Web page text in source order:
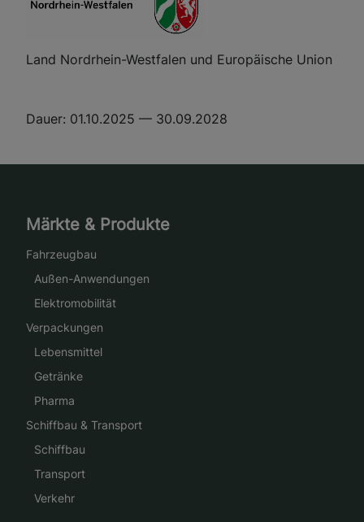
Land Nordrhein-Westfalen und Europäische Union
Dauer: 01.10.2025 — 30.09.2028
Märkte & Produkte
Fahrzeugbau
Außen-Anwendungen
Elektromobilität
Verpackungen
Lebensmittel
Getränke
Pharma
Schiffbau & Transport
Schiffbau
Transport
Verkehr